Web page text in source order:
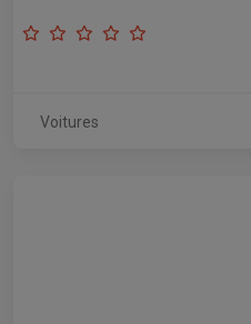
Voitures